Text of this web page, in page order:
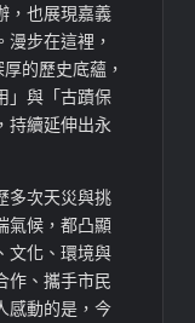
，也展現嘉義
步在這裡，
的歷史底蘊，
」與「古蹟保
持續延伸出永
多次天災與挑
氣候，都凸顯
文化、環境與
作、攜手市民
感動的是，今